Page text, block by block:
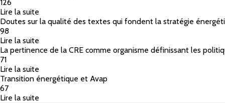
126
Lire la suite
Doutes sur la qualité des textes qui fondent la stratégie
98
Lire la suite
La pertinence de la CRE comme organisme définissant les
71
Lire la suite
Transition énergétique et Avap
67
Lire la suite